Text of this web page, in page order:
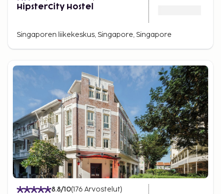
HipsterCity Hostel
Singaporen liikekeskus, Singapore, Singapore
8.8/10(176 Arvostelut)